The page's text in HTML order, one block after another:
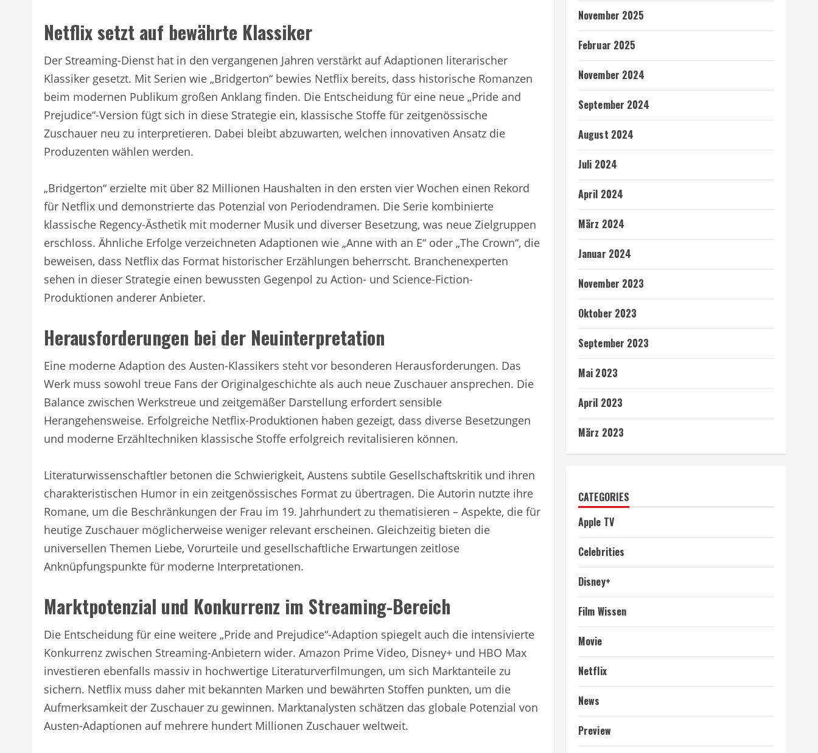
Netflix setzt auf bewährte Klassiker
Der Streaming-Dienst hat in den vergangenen Jahren verstärkt auf Adaptionen literarischer
Klassiker gesetzt. Mit Serien wie „Bridgerton“ bewies Netflix bereits, dass historische Romanzen
beim modernen Publikum großen Anklang finden. Die Entscheidung für eine neue „Pride and
Prejudice“-Version fügt sich in diese Strategie ein, klassische Stoffe für zeitgenössische
Zuschauer neu zu interpretieren. Dabei bleibt abzuwarten, welchen innovativen Ansatz die
Produzenten wählen werden.
„Bridgerton“ erzielte mit über 82 Millionen Haushalten in den ersten vier Wochen einen Rekord
für Netflix und demonstrierte das Potenzial von Periodendramen. Die Serie kombinierte
klassische Regency-Ästhetik mit moderner Musik und diverser Besetzung, was neue Zielgruppen
erschloss. Ähnliche Erfolge verzeichneten Adaptionen wie „Anne with an E“ oder „The Crown“, die
beweisen, dass Netflix das Format historischer Erzählungen beherrscht. Branchenexperten
sehen in dieser Strategie einen bewussten Gegenpol zu Action- und Science-Fiction-
Produktionen anderer Anbieter.
Herausforderungen bei der Neuinterpretation
Eine moderne Adaption des Austen-Klassikers steht vor besonderen Herausforderungen. Das
Werk muss sowohl treue Fans der Originalgeschichte als auch neue Zuschauer ansprechen. Die
Balance zwischen Werkstreue und zeitgemäßer Darstellung erfordert sensible
Herangehensweise. Erfolgreiche Netflix-Produktionen haben gezeigt, dass diverse Besetzungen
und moderne Erzähltechniken klassische Stoffe erfolgreich revitalisieren können.
Literaturwissenschaftler betonen die Schwierigkeit, Austens subtile Gesellschaftskritik und ihren
charakteristischen Humor in ein zeitgenössisches Format zu übertragen. Die Autorin nutzte ihre
Romane, um die Beschränkungen der Frau im 19. Jahrhundert zu thematisieren – Aspekte, die für
heutige Zuschauer möglicherweise weniger relevant erscheinen. Gleichzeitig bieten die
universellen Themen Liebe, Vorurteile und gesellschaftliche Erwartungen zeitlose
Anknüpfungspunkte für moderne Interpretationen.
Marktpotenzial und Konkurrenz im Streaming-Bereich
Die Entscheidung für eine weitere „Pride and Prejudice“-Adaption spiegelt auch die intensivierte
Konkurrenz zwischen Streaming-Anbietern wider. Amazon Prime Video, Disney+ und HBO Max
investieren ebenfalls massiv in hochwertige Literaturverfilmungen, um sich Marktanteile zu
sichern. Netflix muss daher mit bekannten Marken und bewährten Stoffen punkten, um die
Aufmerksamkeit der Zuschauer zu gewinnen. Marktanalysten schätzen das globale Potenzial von
Austen-Adaptionen auf mehrere hundert Millionen Zuschauer weltweit.
November 2025
Februar 2025
November 2024
September 2024
August 2024
Juli 2024
April 2024
März 2024
Januar 2024
November 2023
Oktober 2023
September 2023
Mai 2023
April 2023
März 2023
CATEGORIES
Apple TV
Celebrities
Disney+
Film Wissen
Movie
Netflix
News
Preview